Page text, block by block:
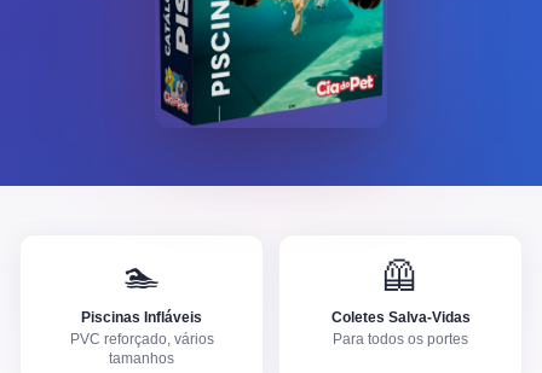
🏊
Piscinas Infláveis
PVC reforçado, vários
tamanhos
🦺
Coletes Salva-Vidas
Para todos os portes